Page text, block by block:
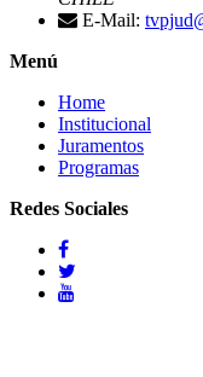
E-Mail:
Menú
Home
Institucional
Juramentos
Programas
Redes Sociales